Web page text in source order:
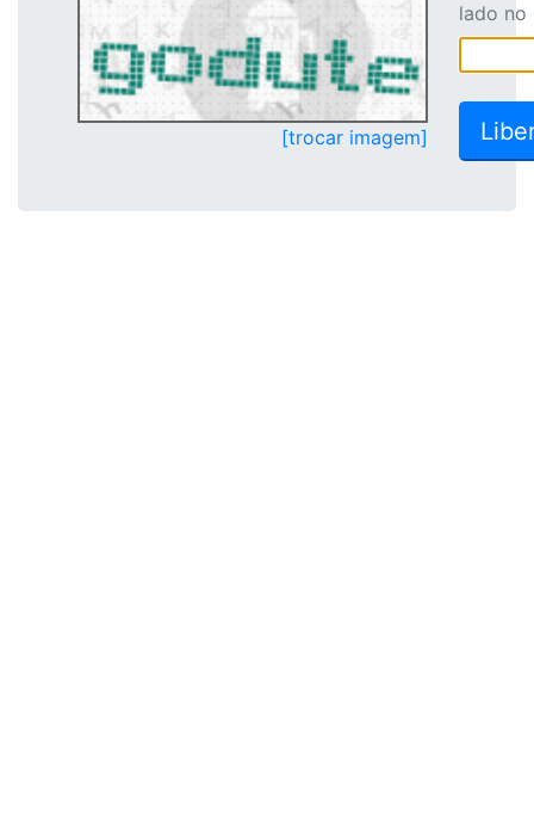
[trocar imagem]
lado no